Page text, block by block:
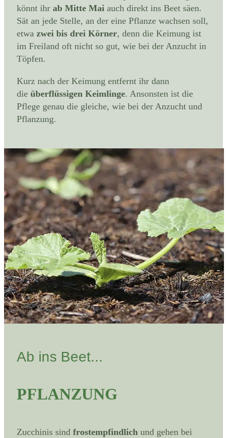
könnt ihr ab Mitte Mai auch direkt ins Beet säen.
Sät an jede Stelle, an der eine Pflanze wachsen soll,
etwa zwei bis drei Körner, denn die Keimung ist
im Freiland oft nicht so gut, wie bei der Anzucht in
Töpfen.
Kurz nach der Keimung entfernt ihr dann
die überflüssigen Keimlinge. Ansonsten ist die
Pflege genau die gleiche, wie bei der Anzucht und
Pflanzung.
Ab ins Beet...
PFLANZUNG
Zucchinis sind frostempfindlich und gehen bei